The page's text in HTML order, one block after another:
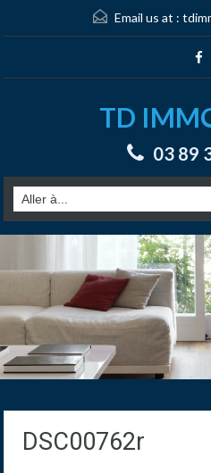
Email us at :
TD
03 89
DSC00762r